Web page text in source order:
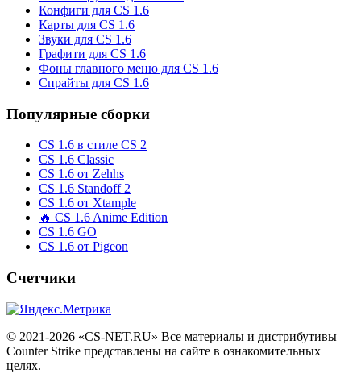
Конфиги для CS 1.6
Карты для CS 1.6
Звуки для CS 1.6
Графити для CS 1.6
Фоны главного меню для CS 1.6
Спрайты для CS 1.6
Популярные сборки
CS 1.6 в стиле CS 2
CS 1.6 Classic
CS 1.6 от Zehhs
CS 1.6 Standoff 2
CS 1.6 от Xtample
🔥 CS 1.6 Anime Edition
CS 1.6 GO
CS 1.6 от Pigeon
Счетчики
© 2021-2026 «CS-NET.RU» Все материалы и дистрибутивы
Counter Strike представлены на сайте в ознакомительных
целях.